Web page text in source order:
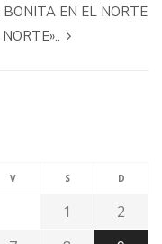
EN EL NORTE
V S D
1
2